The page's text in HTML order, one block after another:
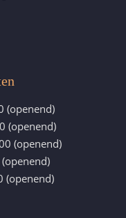
(openend)
(openend)
(openend)
(openend)